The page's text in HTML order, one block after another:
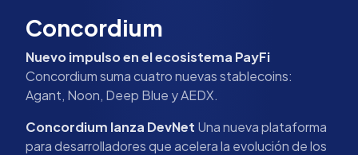
Concordium
Nuevo impulso en el ecosistema PayFi
Concordium suma cuatro nuevas stablecoins:
Agant, Noon, Deep Blue y AEDX.
Concordium lanza DevNet Una nueva plataforma
para desarrolladores que acelera la evolución de los